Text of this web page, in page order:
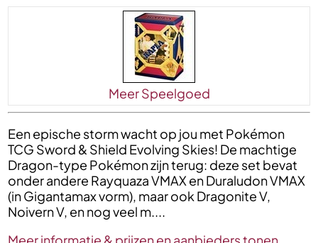
Meer Speelgoed
Een epische storm wacht op jou met Pokémon
TCG Sword & Shield Evolving Skies! De machtige
Dragon-type Pokémon zijn terug: deze set bevat
onder andere Rayquaza VMAX en Duraludon VMAX
(in Gigantamax vorm), maar ook Dragonite V,
Noivern V, en nog veel m....